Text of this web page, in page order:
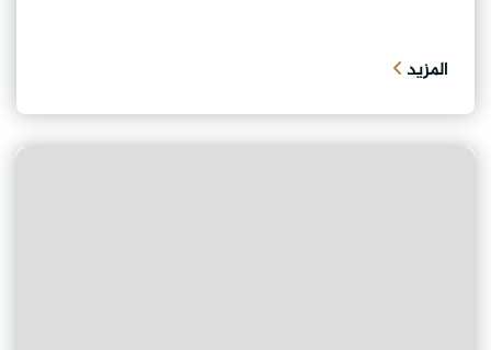
المزيد